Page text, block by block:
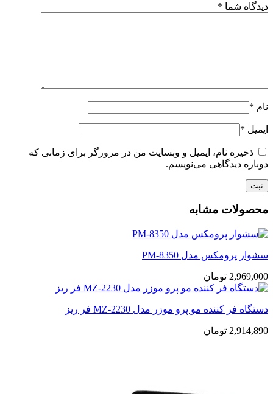
دیدگاه شما *
نام *
ایمیل *
ذخیره نام، ایمیل و وبسایت من در مرورگر برای زمانی که
دوباره دیدگاهی می‌نویسم.
محصولات مشابه
سشوار پرومکس مدل PM-8350
2,969,000 تومان
دستگاه فر کننده مو پرو موزر مدل MZ-2230 فر ریز
2,914,890 تومان